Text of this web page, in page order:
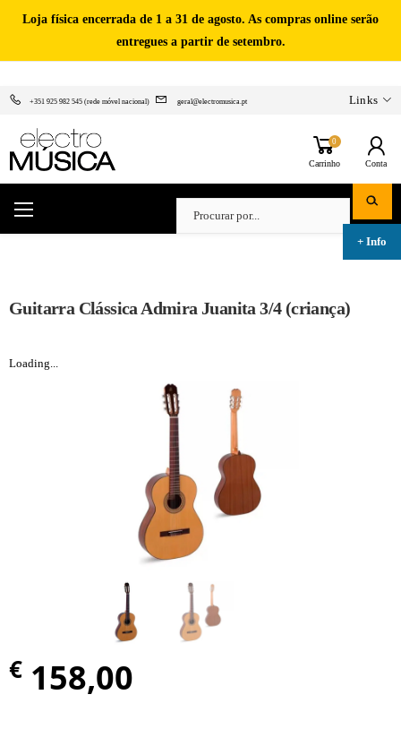
Loja física encerrada de 1 a 31 de agosto. As compras online serão
entregues a partir de setembro.
+351 925 982 545 (rede móvel nacional) geral@electromusica.pt Links
0
Carrinho Conta
Guitarra Clássica Admira Juanita 3/4 (criança)
Loading...
€ 158,00